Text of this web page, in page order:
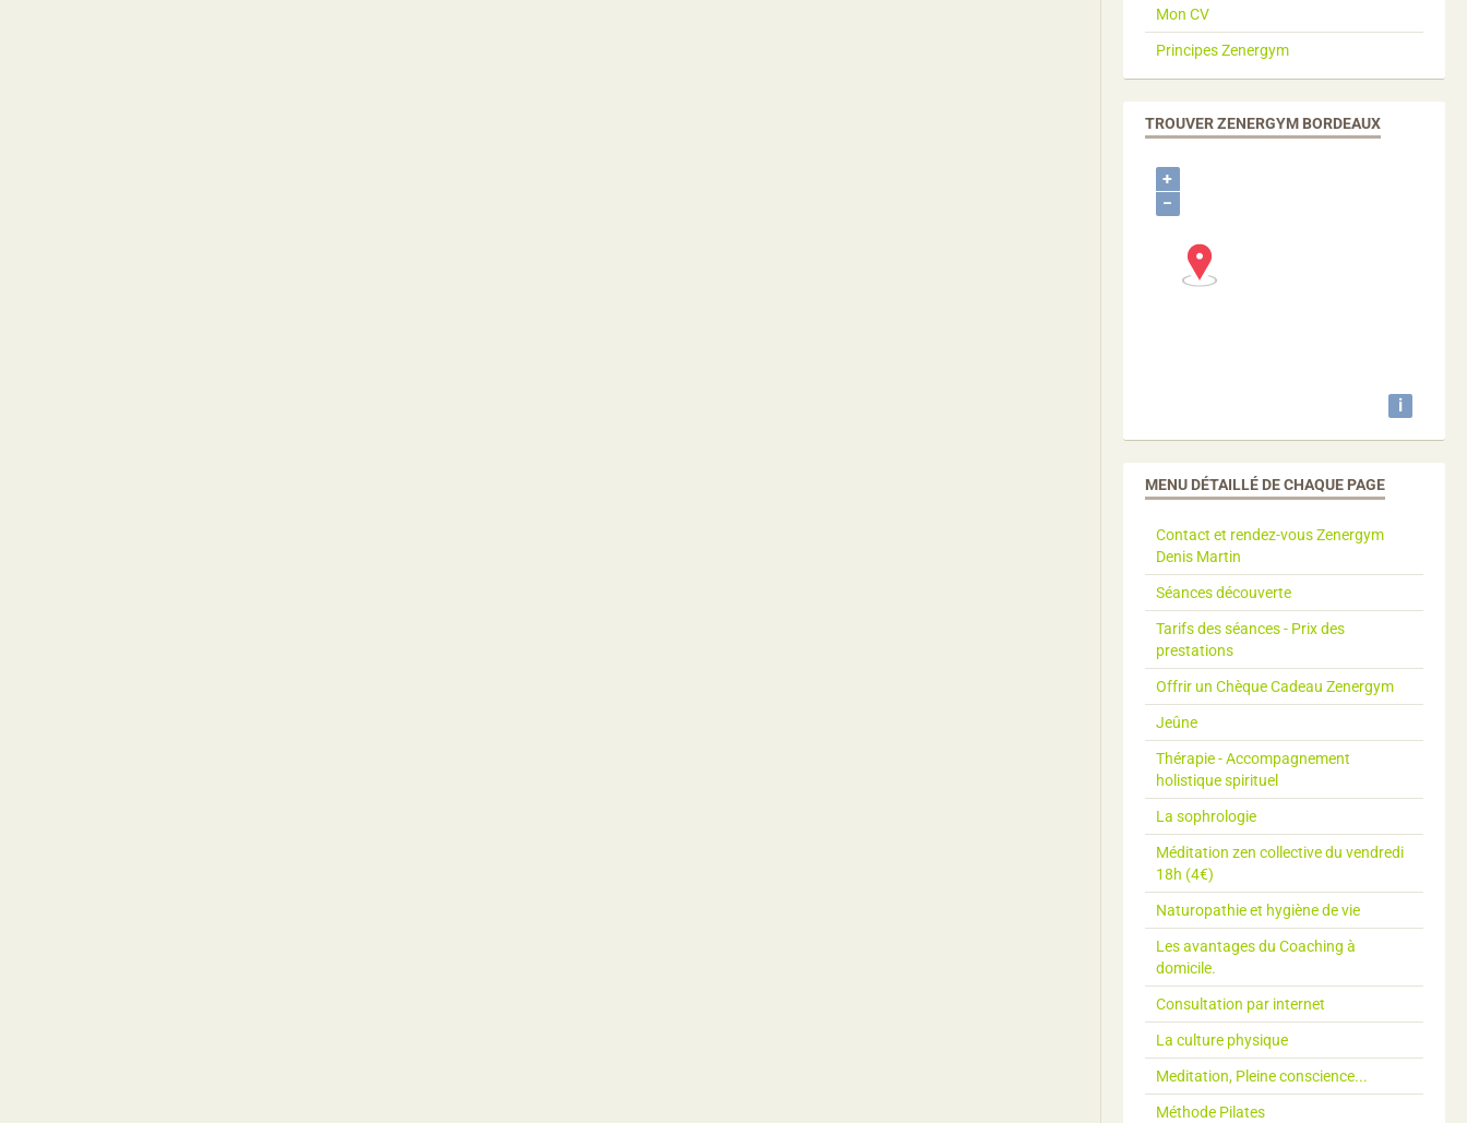
Mon CV
Principes Zenergym
TROUVER ZENERGYM BORDEAUX
+
−
i
MENU DÉTAILLÉ DE CHAQUE PAGE
Contact et rendez-vous Zenergym
Denis Martin
Séances découverte
Tarifs des séances - Prix des
prestations
Offrir un Chèque Cadeau Zenergym
Jeûne
Thérapie - Accompagnement
holistique spirituel
La sophrologie
Méditation zen collective du vendredi
18h (4€)
Naturopathie et hygiène de vie
Les avantages du Coaching à
domicile.
Consultation par internet
La culture physique
Meditation, Pleine conscience...
Méthode Pilates